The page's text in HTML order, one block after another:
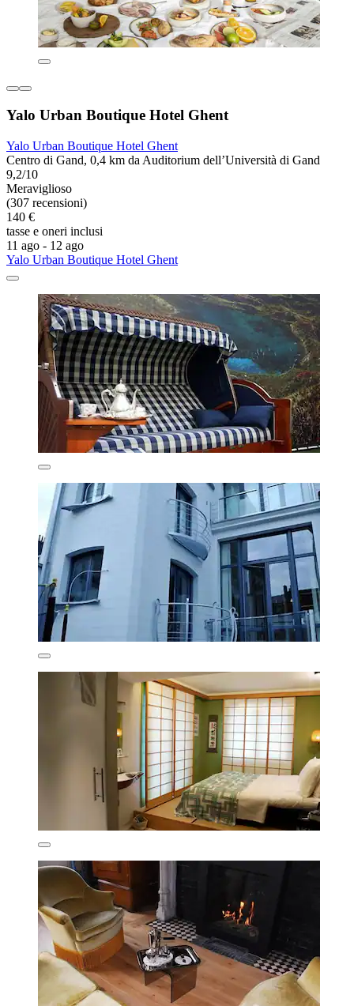
Yalo Urban Boutique Hotel Ghent
Yalo Urban Boutique Hotel Ghent
Centro di Gand, 0,4 km da Auditorium dell’Università di Gand
9,2/10
Meraviglioso
(307 recensioni)
140 €
tasse e oneri inclusi
11 ago - 12 ago
Yalo Urban Boutique Hotel Ghent